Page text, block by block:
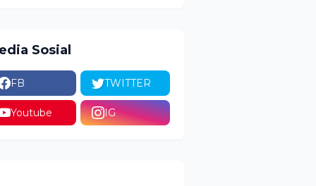
Sosial
FB TWITTER
Youtube IG